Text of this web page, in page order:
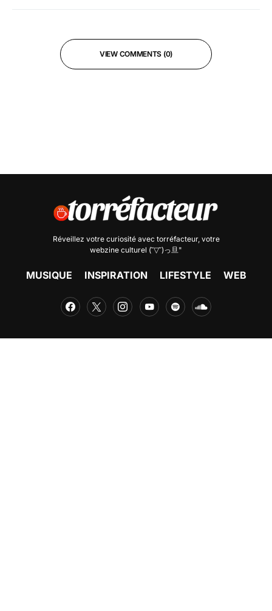
VIEW COMMENTS (0)
Réveillez votre curiosité avec torréfacteur, votre
webzine culturel (˘▽˘)っ旦"
MUSIQUE INSPIRATION LIFESTYLE WEB